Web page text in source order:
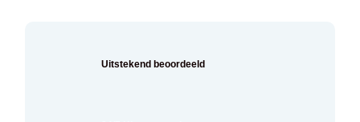
Uitstekend beoordeeld